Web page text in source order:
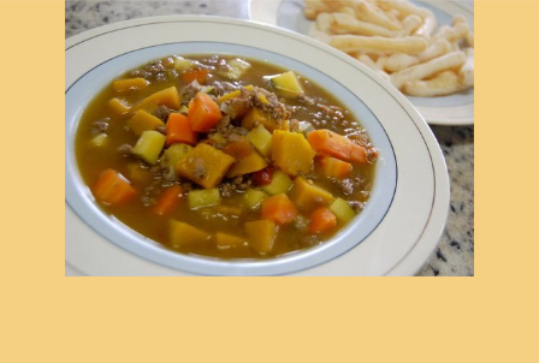
ARTIGOS DIVERSOS
ESPECIAIS
Acompanhamentos
Bebidas
Bolos e Festa